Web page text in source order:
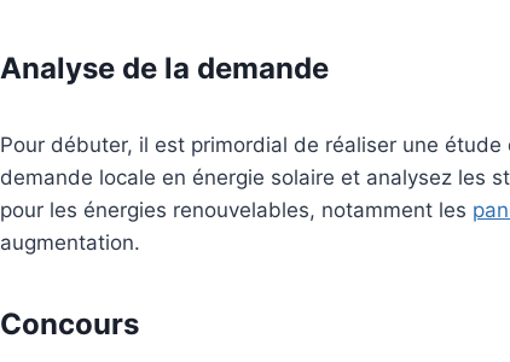
Analyse de la demande
Pour débuter, il est primordial de réaliser une
demande locale en énergie solaire et analysez les
pour les énergies renouvelables, notamment les
augmentation.
Concours